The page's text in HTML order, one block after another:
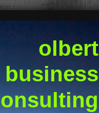
olbert
business